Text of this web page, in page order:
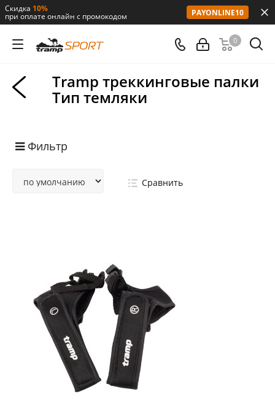
Скидка 10%
при оплате онлайн с промокодом PAYONLINE10
0
Tramp треккинговые палки
Тип темляки
Фильтр
Сравнить